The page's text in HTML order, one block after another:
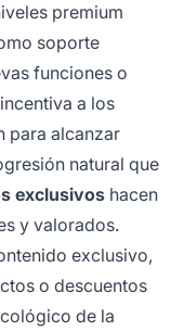
premium
soporte
funciones o
a los
para alcanzar
natural que
exclusivos hacen
y valorados.
exclusivo,
o descuentos
de la